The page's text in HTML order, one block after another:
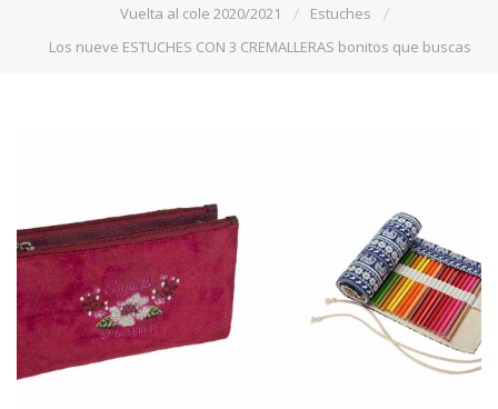
Vuelta al cole 2020/2021
Estuches
Los nueve ESTUCHES CON 3 CREMALLERAS bonitos que buscas